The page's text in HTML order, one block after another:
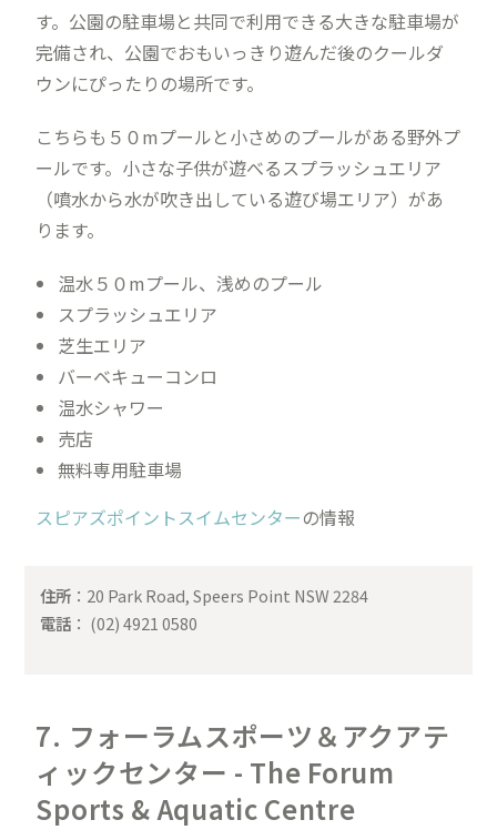
す。公園の駐車場と共同で利用できる大きな駐車場が
完備され、公園でおもいっきり遊んだ後のクールダ
ウンにぴったりの場所です。
こちらも５０mプールと小さめのプールがある野外プ
ールです。小さな子供が遊べるスプラッシュエリア
（噴水から水が吹き出している遊び場エリア）があ
ります。
温水５０mプール、浅めのプール
スプラッシュエリア
芝生エリア
バーベキューコンロ
温水シャワー
売店
無料専用駐車場
スピアズポイントスイムセンターの情報
住所 ：20 Park Road, Speers Point NSW 2284
電話 ： (02) 4921 0580
7. フォーラムスポーツ＆アクアテ
ィックセンター - The Forum
Sports & Aquatic Centre